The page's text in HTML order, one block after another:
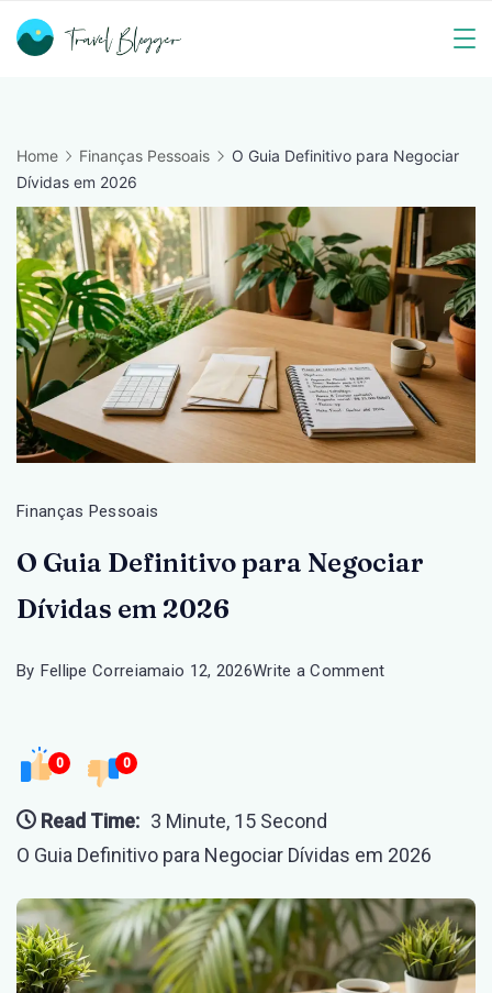
Skip
Home Finanças Pessoais
O Guia Definitivo para Negociar
Dívidas em 2026
Finanças Pessoais
O Guia Definitivo para Negociar
Dívidas em 2026
By Fellipe Correiamaio 12, 2026Write a Commenton
em
2026
0 0
Read Time: 3 Minute, 15 Second
O Guia Definitivo para Negociar Dívidas em 2026